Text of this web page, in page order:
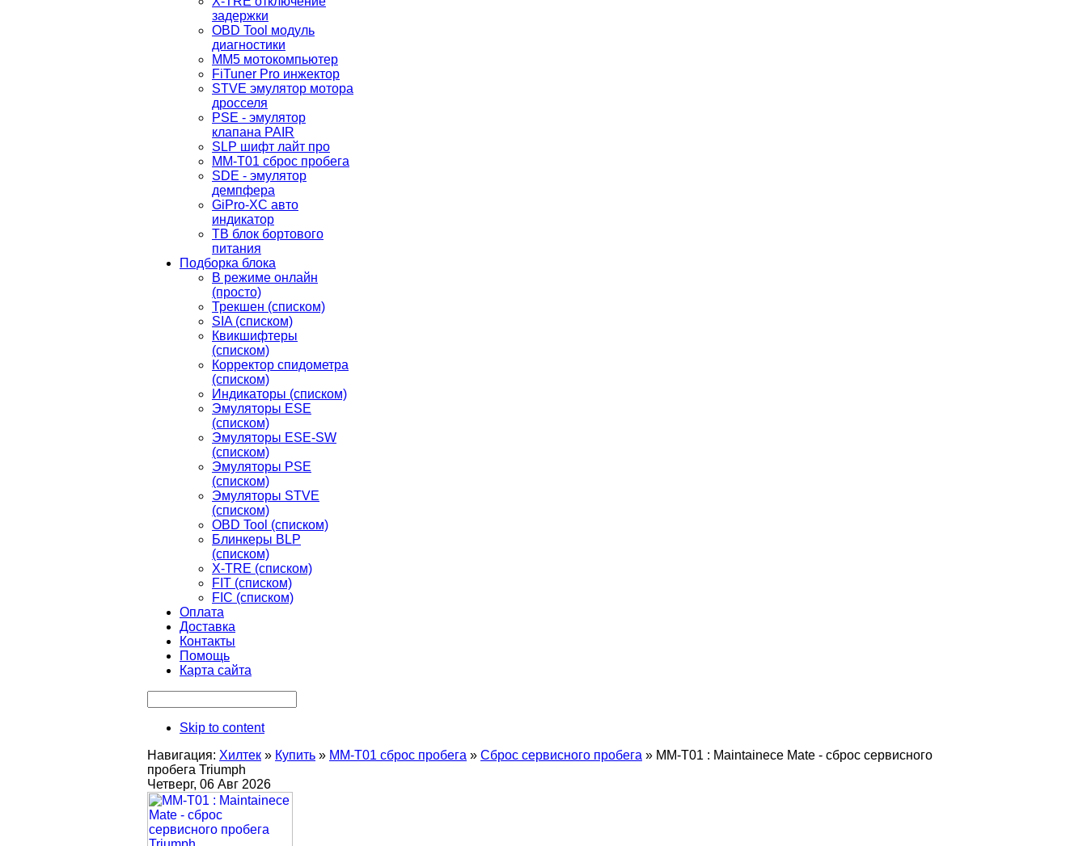
задержки
OBD Tool модуль
диагностики
MM5 мотокомпьютер
FiTuner Pro инжектор
STVE эмулятор мотора
дросселя
PSE - эмулятор
клапана PAIR
SLP шифт лайт про
MM-T01 сброс пробега
SDE - эмулятор
демпфера
GiPro-XC авто
индикатор
TB блок бортового
питания
Подборка блока
В режиме онлайн
(просто)
Трекшен (списком)
SIA (списком)
Квикшифтеры
(списком)
Корректор спидометра
(списком)
Индикаторы (списком)
Эмуляторы ESE
(списком)
Эмуляторы ESE-SW
(списком)
Эмуляторы PSE
(списком)
Эмуляторы STVE
(списком)
OBD Tool (списком)
Блинкеры BLP
(списком)
X-TRE (списком)
FIT (списком)
FIC (списком)
Оплата
Доставка
Контакты
Помощь
Карта сайта
Skip to content
Навигация: Хилтек » Купить » MM-T01 сброс пробега » Сброс сервисного пробега » MM-T01 : Maintainece Mate - сброс сервисного
пробега Triumph
Четверг, 06 Авг 2026